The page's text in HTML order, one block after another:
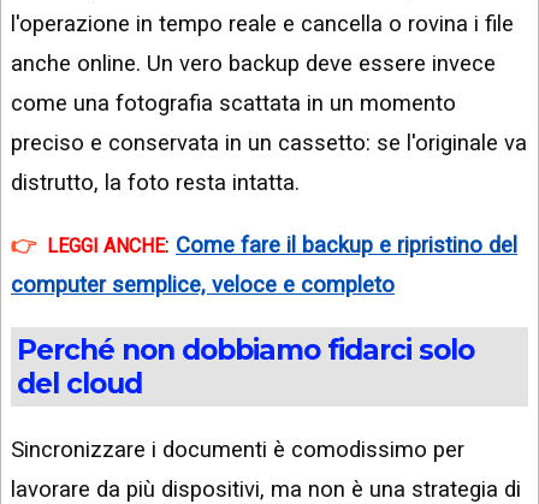
l'operazione in tempo reale e cancella o rovina i file
anche online. Un vero backup deve essere invece
come una fotografia scattata in un momento
preciso e conservata in un cassetto: se l'originale va
distrutto, la foto resta intatta.
LEGGI ANCHE: Come fare il backup e ripristino del
computer semplice, veloce e completo
Perché non dobbiamo fidarci solo
del cloud
Sincronizzare i documenti è comodissimo per
lavorare da più dispositivi, ma non è una strategia di